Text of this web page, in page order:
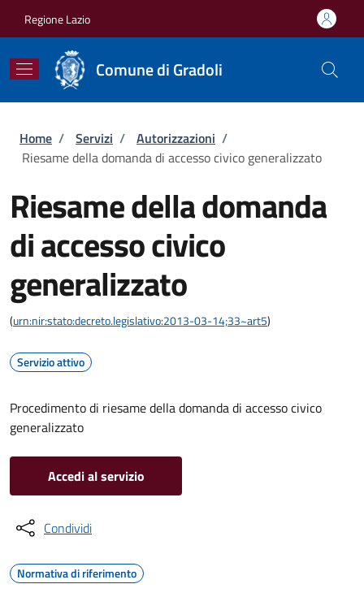
Regione Lazio
Comune di Gradoli
Briciole di pane
Home / Servizi / Autorizzazioni /
Riesame della domanda di accesso civico generalizzato
Riesame della domanda
di accesso civico
generalizzato
(urn:nir:stato:decreto.legislativo:2013-03-14;33~art5)
Servizio attivo
Procedimento di riesame della domanda di accesso civico
generalizzato
Accedi al servizio
Condividi
Normativa di riferimento